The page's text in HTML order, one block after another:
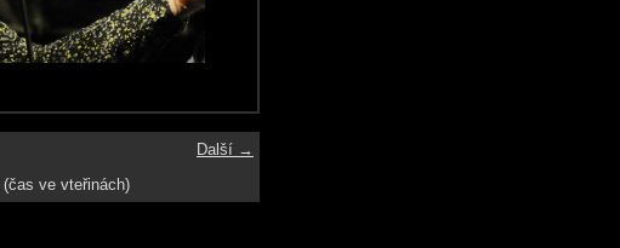
Další →
(čas ve vteřinách)